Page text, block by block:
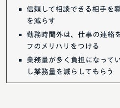
信頼して相談できる相手を
を減らす
勤務時間外は、仕事の連絡
フのメリハリをつける
業務量が多く負担になって
し業務量を減らしてもらう